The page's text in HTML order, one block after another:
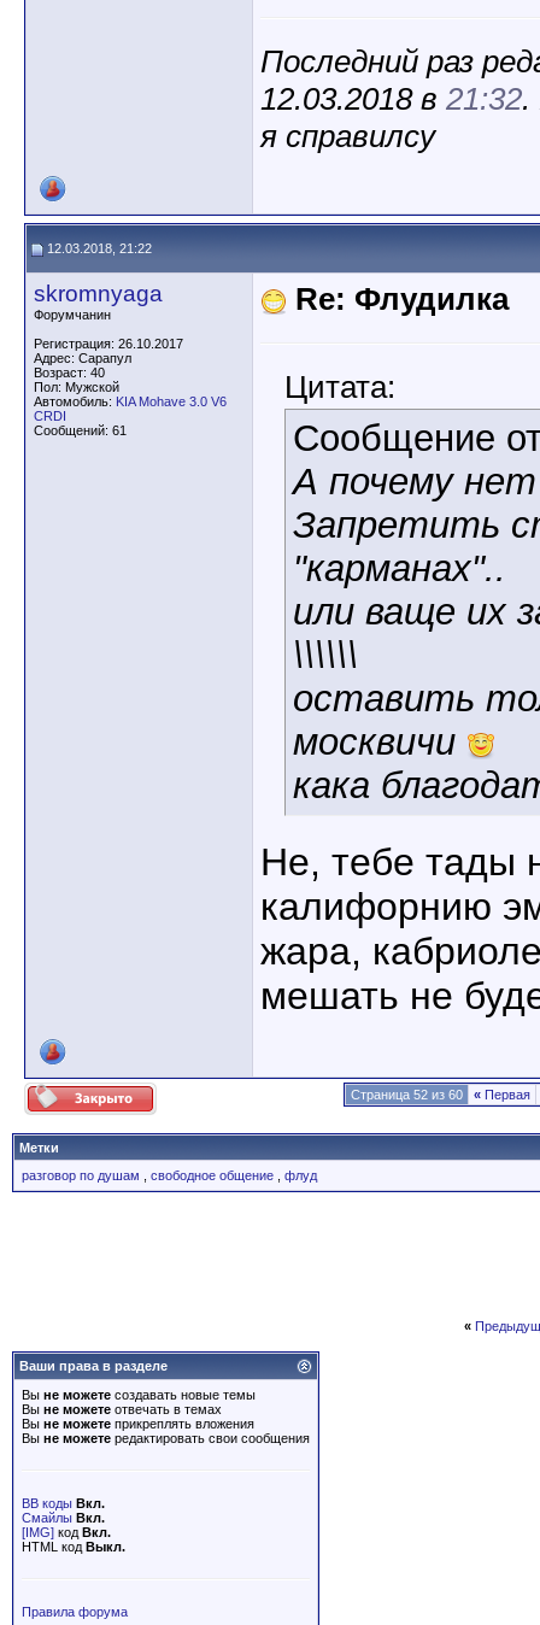
Последний раз
12.03.2018 в 21:32.
я справилсу
12.03.2018, 21:22
skromnyaga
Форумчанин
Регистрация: 26.10.2017
Адрес: Сарапул
Возраст: 40
Пол: Мужской
Автомобиль: KIA Mohave 3.0 V6
CRDI
Сообщений: 61
Re: Флудилка
Цитата:
Сообщение
А почему
Запретить
"карманах"..
или ваще их
\\\\\\
оставить
москвичи
кака
Не, тебе тады
калифорнию
жара,
мешать не
Страница 52 из 60 « Первая
Метки
разговор по душам
свободное общение флуд
«
Ваши права в разделе
Вы не можете создавать новые темы
Вы не можете отвечать в темах
Вы не можете прикреплять вложения
Вы не можете редактировать свои сообщения
BB коды Вкл.
Смайлы Вкл.
[IMG] код Вкл.
HTML код Выкл.
Правила форума